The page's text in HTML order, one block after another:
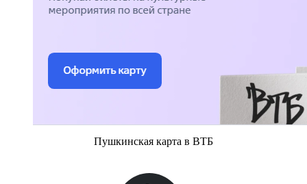
Пушкинская карта в ВТБ